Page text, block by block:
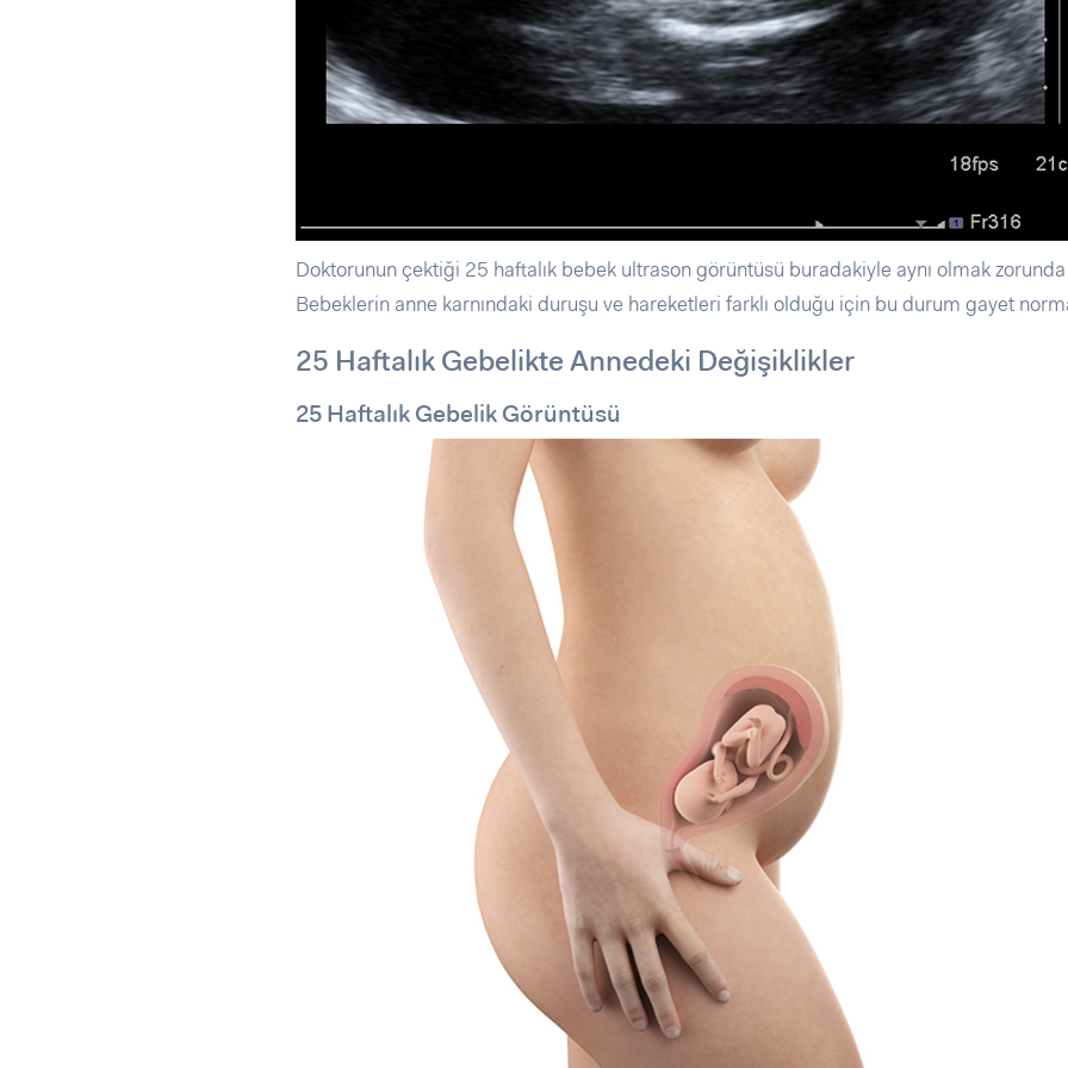
Doktorunun çektiği 25 haftalık bebek ultrason görüntüsü buradakiyle aynı olmak
Bebeklerin anne karnındaki duruşu ve hareketleri farklı olduğu için bu durum gayet
25 Haftalık Gebelikte Annedeki Değişiklikler
25 Haftalık Gebelik Görüntüsü